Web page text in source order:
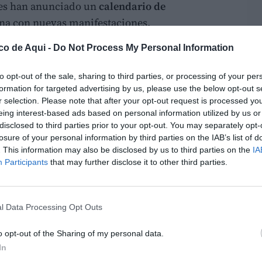
de Aqui - Do Not Process My Personal Information
opt-out of the sale, sharing to third parties, or processing of your
for targeted advertising by us, please use the below opt-out
selection. Please note that after your opt-out request is processed
interest-based ads based on personal information utilized by us
to third parties prior to your opt-out. You may separately
of your personal information by third parties on the IAB’s list of
This information may also be disclosed by us to third parties on the
Participants that may further disclose it to other third parties.
Data Processing Opt Outs
opt-out of the Sharing of my personal data.
han anunciado un calendario de
con nuevas manifestaciones,
en las tres provincias de la Comunitat
esta tarde con la que el Consell pretende
pormultitudinarias protestasy por lafalta
el conflicto continuará este lunes
ambas partes intentan retomar la
de la reunión con
tendrá lugar este lunes 18 de mayo con
Alicante y Valencia.